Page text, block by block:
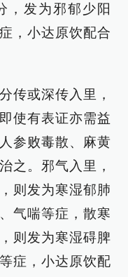
，发为邪郁少阳
，小达原饮配合
传或深传入里，
使有表证亦需益
参败毒散、麻黄
之。邪气入里，
则发为寒湿郁肺
气喘等症，散寒
则发为寒湿碍脾
症，小达原饮配